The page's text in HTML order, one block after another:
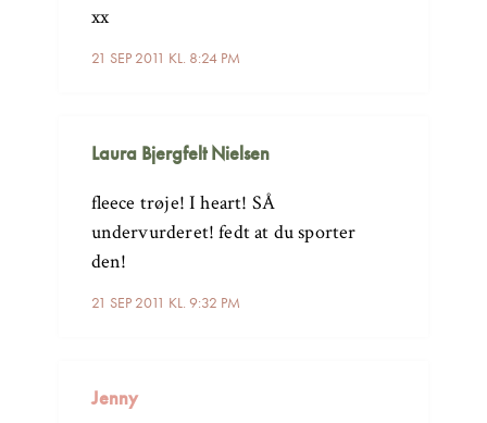
21 SEP 2011 KL. 8:24 PM
xx
Laura Bjergfelt Nielsen
21 SEP 2011 KL. 9:32 PM
fleece trøje! I heart! SÅ
undervurderet! fedt at du sporter
den!
Jenny